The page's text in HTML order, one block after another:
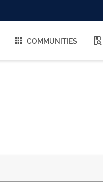
COMMUNITIES